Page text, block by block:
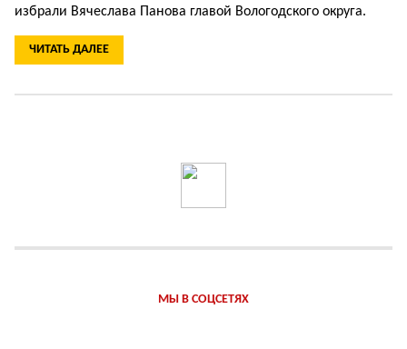
избрали Вячеслава Панова главой Вологодского округа.
ЧИТАТЬ ДАЛЕЕ
МЫ В СОЦСЕТЯХ